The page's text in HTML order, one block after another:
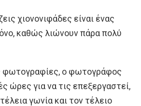
χιονονιφάδες είναι ένας
καθώς λιώνουν πάρα πολύ
φωτογραφίες, ο φωτογράφος
ώρες για να τις επεξεργαστεί,
γωνία και τον τέλειο